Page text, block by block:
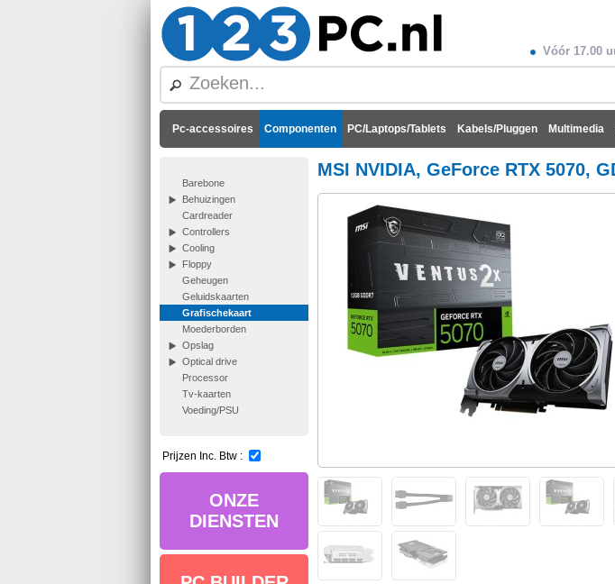
Vóór 17.00
Pc-accessoires Componenten PC/Laptops/Tablets Kabels/Pluggen Multimedia
Barebone
Behuizingen
Cardreader
Controllers
Cooling
Floppy
Geheugen
Geluidskaarten
Grafischekaart
Moederborden
Opslag
Optical drive
Processor
Tv-kaarten
Voeding/PSU
Prijzen Inc. Btw :
ONZE
DIENSTEN
MSI NVIDIA, GeForce RTX 5070,